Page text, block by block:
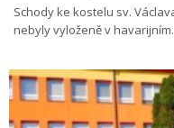
Schody ke kostelu sv.
nebyly vyloženě v